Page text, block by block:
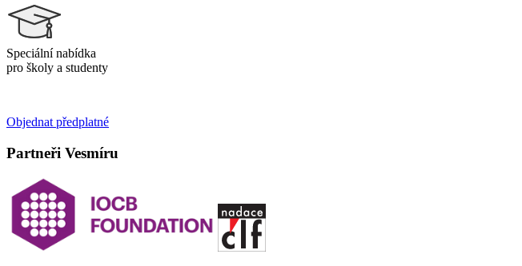
Speciální nabídka
pro školy a studenty
Objednat předplatné
Partneři Vesmíru